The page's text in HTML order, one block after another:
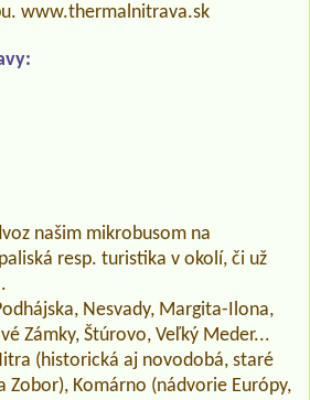
www.thermalnitrava.sk
našim mikrobusom na
resp. turistika v okolí, či už
Nesvady, Margita-Ilona,
Zámky, Štúrovo, Veľký Meder...
(historická aj novodobá, staré
Zobor), Komárno (nádvorie Európy,